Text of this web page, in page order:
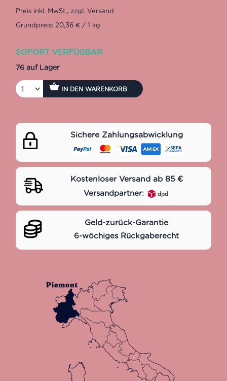
Grundpreis: 20,36 € / 1 kg
SOFORT VERFÜGBAR
76 auf Lager
IN DEN WARENKORB
Sichere Zahlungsabwicklung
Kostenloser Versand ab 85 €
Versandpartner:
Geld-zurück-Garantie
6-wöchiges Rückgaberecht